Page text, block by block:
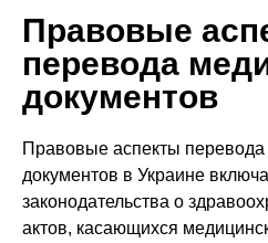
Правовые
перевода
документов
Правовые аспекты перевода
документов в Украине
законодательства о
актов, касающихся